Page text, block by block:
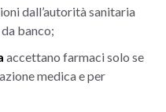
dall’autorità sanitaria
banco;
accettano farmaci solo se
medica e per